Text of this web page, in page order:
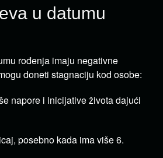
u datumu
rođenja imaju negativne
doneti stagnaciju kod osobe:
napore i inicijative života dajući
posebno kada ima više 6.